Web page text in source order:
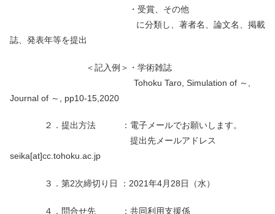
・受賞、その他
に分類し、著者名、論文名、掲載
誌、発表年等を提出
＜記入例＞・学術雑誌
Tohoku Taro, Simulation of ～,
Journal of ～, pp10-15,2020
２．提出方法 ：電子メールでお願いします。
提出先メールアドレス
seika[at]cc.tohoku.ac.jp
３．第2次締切り日 ：2021年4月28日（水）
４．問合せ先 ：共同利用支援係